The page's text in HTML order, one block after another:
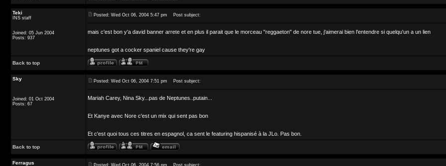
Teki
INS staff
Joined: 05 Jun 2004
Posts: 937
Posted: Wed Oct 06, 2004 5:47 pm Post subject:
mais c'est bon y'a david banner arrete et en plus il parait que le morceau "reggaeton" de nore tue, j'aimerai bien l'entendre si quelqu'un a un lien
neptunes got a cocker spaniel cause they're gay
Back to top
Sky
Joined: 01 Oct 2004
Posts: 67
Posted: Wed Oct 06, 2004 7:51 pm Post subject:
Mariah Carey, Nina Sky...pas de Neptunes..putain...
Et Kanye avec Nore c'est un mix qui sent pas bon
Et c'est quoi tous ces titres en espagnol, ca sent le featuring hispanisé à la JLo. Pas bon.
Back to top
Ferragus Posted: Wed Oct 06, 2004 7:56 pm Post subject: